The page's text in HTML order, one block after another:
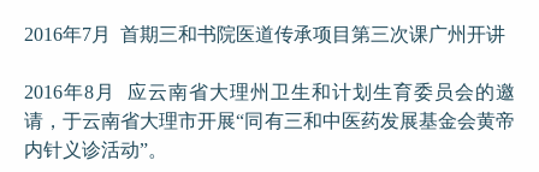
2016年7月 首期三和书院医道传承项目第三次课广州开讲
2016年8月 应云南省大理州卫生和计划生育委员会的邀
请，于云南省大理市开展“同有三和中医药发展基金会黄帝
内针义诊活动”。